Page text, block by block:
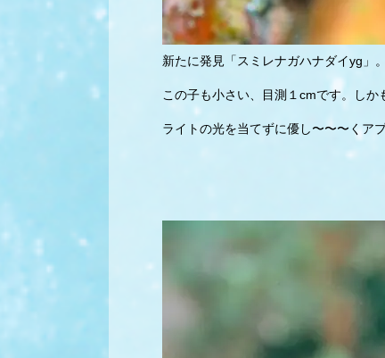
新たに発見「スミレナガハナダイyg」。
この子も小さい、目測１cmです。し
ライトの光を当てずに優し〜〜〜くア